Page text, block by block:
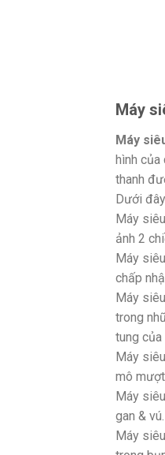
Máy
Máy
hình của
thanh
Dưới
Máy
ảnh 2
Máy
chấp
Máy
trong
tung của
Máy
mô mượt
Máy
gan & vú.
Máy